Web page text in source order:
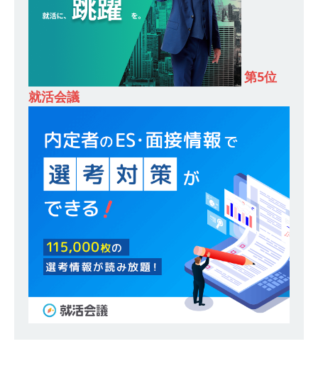
ハウで素材から生産まで国内で唯一一貫生産する
鋼材加工メーカー ｜ 幅広くマルチに活躍する人
財に成長することが可能 ｜ 住宅手当有 ｜ スチー
ルテック
体育会積極採用企業
の厚い老舗製薬メーカー ｜ 1人1人に合わせたキ
ャリアを築ける可能性あり ｜ 年間休日127日・
完全週休2日制 ｜ 創業87年 ｜ 日本臓器製薬
[ 2026年5月10日 ]
≪ 27卒 ≫ 大手医薬品や食品
メーカー向けに世界から輸入した生薬・漢方原材
料を提供する老舗メーカー ｜ 業界トップクラス
第5位
就活会議